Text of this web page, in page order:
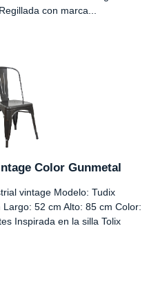
con marca...
Color Gunmetal
vintage Modelo: Tudix
52 cm Alto: 85 cm Color:
Inspirada en la silla Tolix